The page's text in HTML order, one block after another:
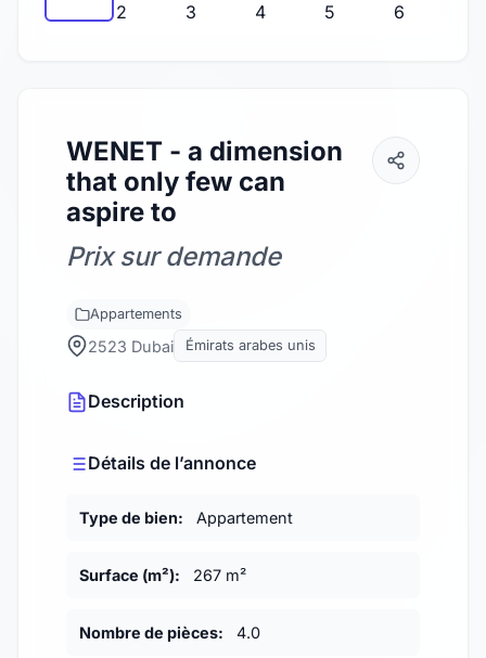
WENET - a dimension
that only few can
aspire to
Prix sur demande
Appartements
2523 Dubai Émirats arabes unis
Description
Détails de l’annonce
Type de bien: Appartement
Surface (m²): 267 m²
Nombre de pièces: 4.0